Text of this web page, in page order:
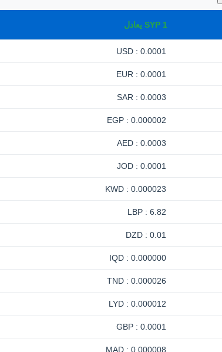
1
SYP يعادل
0.0001 : USD
0.0001 : EUR
0.0003 : SAR
0.000002 : EGP
0.0003 : AED
0.0001 : JOD
0.000023 : KWD
6.82 : LBP
0.01 : DZD
0.000000 : IQD
0.000026 : TND
0.000012 : LYD
0.0001 : GBP
0.000008 : MAD